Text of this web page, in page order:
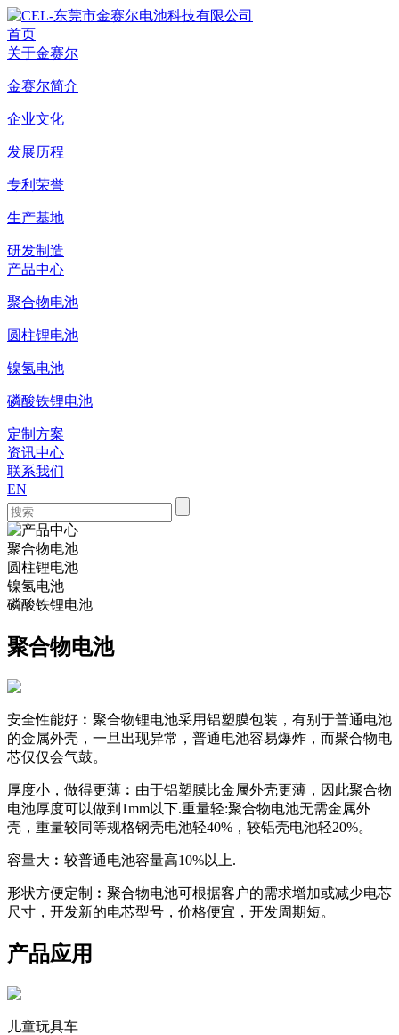
首页
关于金赛尔
金赛尔简介
企业文化
发展历程
专利荣誉
生产基地
研发制造
产品中心
聚合物电池
圆柱锂电池
镍氢电池
磷酸铁锂电池
定制方案
资讯中心
联系我们
EN
聚合物电池
圆柱锂电池
镍氢电池
磷酸铁锂电池
聚合物电池
安全性能好︰聚合物锂电池采用铝塑膜包装，有别于普通电池
的金属外壳，一旦出现异常，普通电池容易爆炸，而聚合物电
芯仅仅会气鼓。
厚度小，做得更薄︰由于铝塑膜比金属外壳更薄，因此聚合物
电池厚度可以做到1mm以下.重量轻:聚合物电池无需金属外
壳，重量较同等规格钢壳电池轻40%，较铝壳电池轻20%。
容量大︰较普通电池容量高10%以上.
形状方便定制︰聚合物电池可根据客户的需求增加或减少电芯
尺寸，开发新的电芯型号，价格便宜，开发周期短。
产品应用
儿童玩具车